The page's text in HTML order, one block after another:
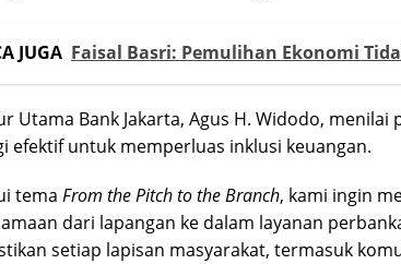
JUGA Faisal Basri: Pemulihan Ekonomi
Utama Bank Jakarta, Agus H. Widodo,
efektif untuk memperluas inklusi keuangan.
tema From the Pitch to the Branch, kami ingin
dari lapangan ke dalam layanan
setiap lapisan masyarakat, termasuk